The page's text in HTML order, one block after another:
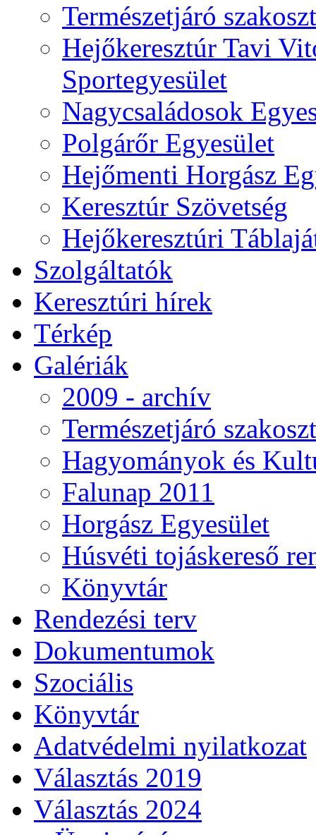
Természetjáró
Hejőkeresztúr Tavi
Sportegyesület
Nagycsaládosok
Polgárőr Egyesület
Hejőmenti Horgász
Keresztúr Szövetség
Hejőkeresztúri
Szolgáltatók
Keresztúri hírek
Térkép
Galériák
2009 - archív
Természetjáró
Hagyományok és
Falunap 2011
Horgász Egyesület
Húsvéti tojáskereső
Könyvtár
Rendezési terv
Dokumentumok
Szociális
Könyvtár
Adatvédelmi nyilatkozat
Választás 2019
Választás 2024